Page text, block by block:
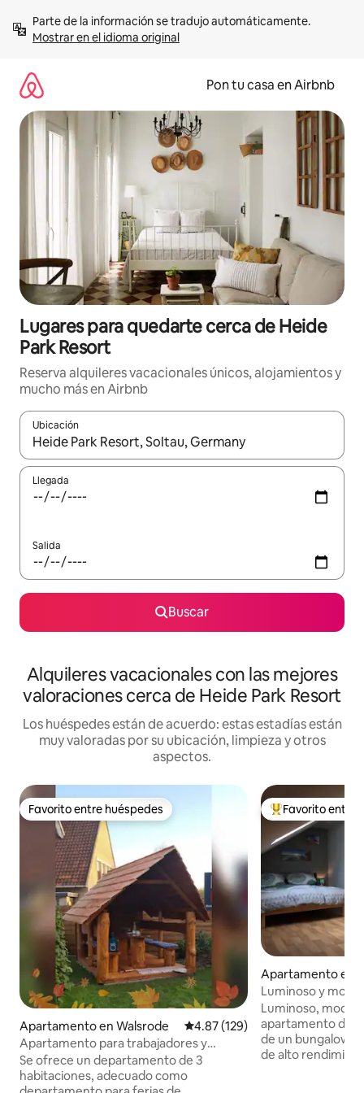
contenidoMostrar en el idioma original
Pon tu casa en Airbnb
Lugares para quedarte cerca de Heide
Park Resort
Reserva alquileres vacacionales únicos, alojamientos y
mucho más en Airbnb
Ubicación
Cuando los resultados estén disponibles, navega con las
Llegada
Salida
Buscar
Alquileres vacacionales con las mejores
valoraciones cerca de Heide Park Resort
Los huéspedes están de acuerdo: estas estadías están
muy valoradas por su ubicación, limpieza y otros
aspectos.
Favorito entre huéspedes
Favorito entre huéspedes
Apartamento en Walsrode Calificación promedio: 4.87 de
4.87 (129)
Apartamento para trabajadores y
vacaciones Mel's Cosy home
Se ofrece un departamento de 3
habitaciones, adecuado como
Favorito entre
Favorito entre
Apartamento en
e
Luminoso y
ático de un
Luminoso,
apartamento de
de un bungalow
de alto